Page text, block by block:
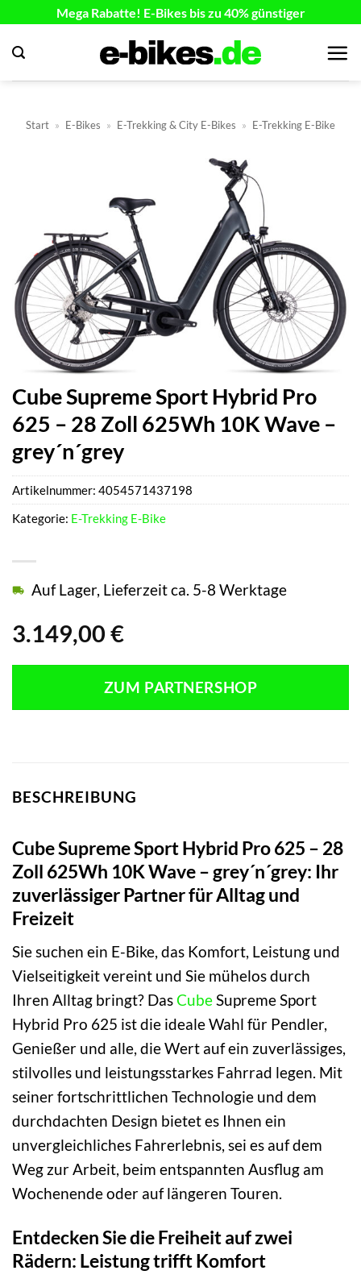
springen
Mega Rabatte! E-Bikes bis zu 40% günstiger
Start » E-Bikes » E-Trekking & City E-Bikes » E-Trekking E-Bike
Cube Supreme Sport Hybrid Pro
625 – 28 Zoll 625Wh 10K Wave –
grey´n´grey
3.149,00 €
Auf Lager, Lieferzeit ca. 5-8 Werktage
ZUM PARTNERSHOP
Artikelnummer: 4054571437198
Kategorie: E-Trekking E-Bike
BESCHREIBUNG
Cube Supreme Sport Hybrid Pro 625 – 28
Zoll 625Wh 10K Wave – grey´n´grey: Ihr
zuverlässiger Partner für Alltag und
Freizeit
Sie suchen ein E-Bike, das Komfort, Leistung und
Vielseitigkeit vereint und Sie mühelos durch
Ihren Alltag bringt? DasCubeSupreme Sport
Hybrid Pro 625 ist die ideale Wahl für Pendler,
Genießer und alle, die Wert auf ein zuverlässiges,
stilvolles und leistungsstarkes Fahrrad legen. Mit
seiner fortschrittlichen Technologie und dem
durchdachten Design bietet es Ihnen ein
unvergleichliches Fahrerlebnis, sei es auf dem
Weg zur Arbeit, beim entspannten Ausflug am
Wochenende oder auf längeren Touren.
Entdecken Sie die Freiheit auf zwei
Rädern: Leistung trifft Komfort